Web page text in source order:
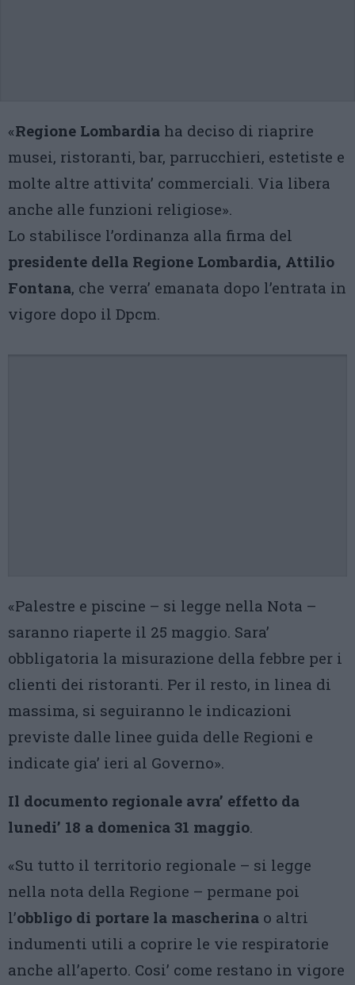
«Regione Lombardia ha deciso di riaprire
musei, ristoranti, bar, parrucchieri, estetiste e
molte altre attivita’ commerciali. Via libera
anche alle funzioni religiose».
Lo stabilisce l’ordinanza alla firma del
presidente della Regione Lombardia, Attilio
Fontana, che verra’ emanata dopo l’entrata in
vigore dopo il Dpcm.
«Palestre e piscine – si legge nella Nota –
saranno riaperte il 25 maggio. Sara’
obbligatoria la misurazione della febbre per i
clienti dei ristoranti. Per il resto, in linea di
massima, si seguiranno le indicazioni
previste dalle linee guida delle Regioni e
indicate gia’ ieri al Governo».
Il documento regionale avra’ effetto da
lunedi’ 18 a domenica 31 maggio.
«Su tutto il territorio regionale – si legge
nella nota della Regione – permane poi
l’obbligo di portare la mascherina o altri
indumenti utili a coprire le vie respiratorie
anche all’aperto. Cosi’ come restano in vigore